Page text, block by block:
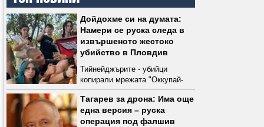
Дойдохме си на думата:
Намери се руска следа в
извършеното жестоко
убийство в Пловдив
Тийнейджърите - убийци
копирали мрежата "Оккупай-
педофиляй“, свързана с руския
неонацист Максим
Марцинкевич - Тесак
Тагарев за дрона: Има още
една версия – руска
операция под фалшив